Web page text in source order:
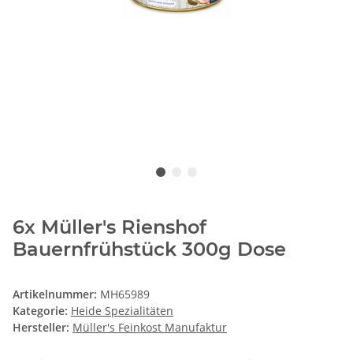
6x Müller's Rienshof
Bauernfrühstück 300g Dose
Artikelnummer: MH65989
Kategorie: Heide Spezialitäten
Hersteller: Müller's Feinkost Manufaktur